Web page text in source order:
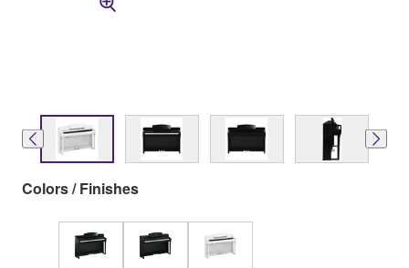
Colors / Finishes